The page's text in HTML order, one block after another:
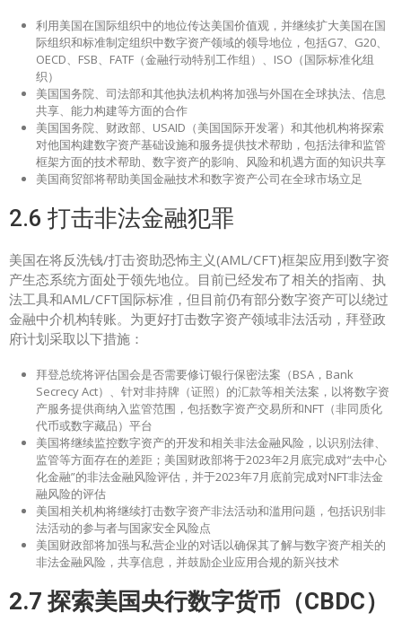
利用美国在国际组织中的地位传达美国价值观，并继续扩大美国在国
际组织和标准制定组织中数字资产领域的领导地位，包括G7、G20、
OECD、FSB、FATF（金融行动特别工作组）、ISO（国际标准化组
织）
美国国务院、司法部和其他执法机构将加强与外国在全球执法、信息
共享、能力构建等方面的合作
美国国务院、财政部、USAID（美国国际开发署）和其他机构将探索
对他国构建数字资产基础设施和服务提供技术帮助，包括法律和监管
框架方面的技术帮助、数字资产的影响、风险和机遇方面的知识共享
美国商贸部将帮助美国金融技术和数字资产公司在全球市场立足
2.6 打击非法金融犯罪
美国在将反洗钱/打击资助恐怖主义(AML/CFT)框架应用到数字资
产生态系统方面处于领先地位。目前已经发布了相关的指南、执
法工具和AML/CFT国际标准，但目前仍有部分数字资产可以绕过
金融中介机构转账。为更好打击数字资产领域非法活动，拜登政
府计划采取以下措施：
拜登总统将评估国会是否需要修订银行保密法案（BSA，Bank
Secrecy Act）、针对非持牌（证照）的汇款等相关法案，以将数字资
产服务提供商纳入监管范围，包括数字资产交易所和NFT（非同质化
代币或数字藏品）平台
美国将继续监控数字资产的开发和相关非法金融风险，以识别法律、
监管等方面存在的差距；美国财政部将于2023年2月底完成对“去中心
化金融”的非法金融风险评估，并于2023年7月底前完成对NFT非法金
融风险的评估
美国相关机构将继续打击数字资产非法活动和滥用问题，包括识别非
法活动的参与者与国家安全风险点
美国财政部将加强与私营企业的对话以确保其了解与数字资产相关的
非法金融风险，共享信息，并鼓励企业应用合规的新兴技术
2.7 探索美国央行数字货币（CBDC）